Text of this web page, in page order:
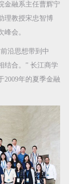
金融系主任曹辉宁
理教授宋忠智博
会。
沿思想带到中
结合。” 长江商学
2009年的夏季金融